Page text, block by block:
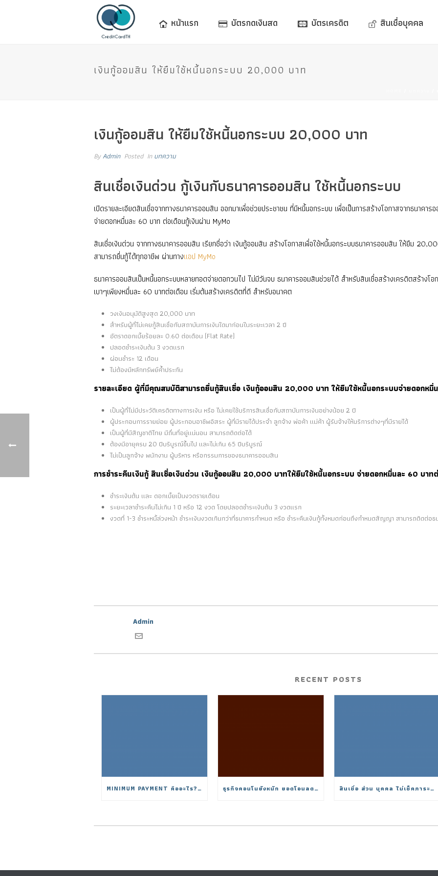
หน้าแรก บัตรกดเงินสด บัตรเครดิต สินเชื่อบุคคล
เงินกู้ออมสิน ให้ยืมใช้หนี้นอกระบบ 20,000 บาท
เงินกู้ออมสิน ให้ยืมใช้หนี้นอกระบบ 20,000 บาท
ByAdmin Posted Inบทความ
สินเชื่อเงินด่วน กู้เงินกับธนาคารออมสิน ใช้หนี้นอกระบบ
เปิดรายละเอียดสินเชื่อจากทางธนาคารออมสิน ออกมาเพื่อช่วยประชาชน ที่มีหนี้นอกระบบ เพื่อเป็นการสร้างโอกาสจากธนาค
จ่ายดอกหมื่นละ 60 บาท ต่อเดือนกู้เงินผ่าน MyMo
สินเชื่อเงินด่วน จากทางธนาคารออมสิน เรียกชื่อว่า เงินกู้ออมสิน สร้างโอกาสเพื่อใช้หนี้นอกระบบธนาคารออมสิน ให้ยืม
สามารถยื่นกู้ได้ทุกอาชีพ ผ่านทางแอป MyMo
ธนาคารออมสินเป็นหนี้นอกระบบหลายทอดจ่ายดอกวนไป ไม่มีวันจบ ธนาคารออมสินช่วยได้ สำหรับสินเชื่อสร้างเครดิตสร้างโอ
เบาๆเพียงหมื่นละ 60 บาทต่อเดือน เริ่มต้นสร้างเครดิตที่ดี สำหรับอนาคต
วงเงินอนุมัติสูงสุด 20,000 บาท
สำหรับผู้ที่ไม่เคยกู้สินเชื่อกับสถาบันการเงินใดมาก่อนในระยะเวลา 2 ปี
อัตราดอกเบี้ยร้อยละ 0.60 ต่อเดือน (Flat Rate)
ปลอดชำระเงินต้น 3 งวดแรก
ผ่อนชำระ 12 เดือน
ไม่ต้องมีหลักทรัพย์ค้ำประกัน
รายละเอียด ผู้ที่มีคุณสมบัติสามารถยื่นกู้สินเชื่อ เงินกู้ออมสิน 20,000 บาท ให้ยืมใช้หนี้นอกระบบจ่ายดอกหมื่
เป็นผู้ที่ไม่มีประวัติเครดิตทางการเงิน หรือ ไม่เคยใช้บริการสินเชื่อกับสถาบันการเงินอย่างน้อย 2 ปี
ผู้ประกอบการรายย่อย ผู้ประกอบอาชีพอิสระ ผู้ที่มีรายได้ประจำ ลูกจ้าง พ่อค้า แม่ค้า ผู้รับจ้างให้บริการต่างๆที่มีรายได้
เป็นผู้ที่มีสัญชาติไทย มีถื่นที่อยู่แน่นอน สามารถติดต่อได้
ต้องมีอายุครบ 20 ปีบริบูรณ์ขึ้นไป และไม่เกิน 65 ปีบริบูรณ์
ไม่เป็นลูกจ้าง พนักงาน ผู้บริหาร หรือกรรมการของธนาคารออมสิน
การชำระคืนเงินกู้ สินเชื่อเงินด่วน เงินกู้ออมสิน 20,000 บาทให้ยืมใช้หนี้นอกระบบ จ่ายดอกหมื่นละ 60 บาท
ชำระเงินต้น และ ดอกเบี้ยเป็นงวดรายเดือน
ระยะเวลาชำระคืนไม่เกิน 1 ปี หรือ 12 งวด โดยปลอดชำระเงินต้น 3 งวดแรก
งวดที่ 1-3 ชำระหนี้ล่วงหน้า ชำระเงินงวดเกินกว่าที่ธนาคารกำหนด หรือ ชำระคืนเงินกู้ทั้งหมดก่อนถึงกำหนดสัญญา สามารถติดต่อธ
Admin
RECENT POSTS
MINIMUM PAYMENT คืออะไร? จ่ายขั้นต่ำมีผลอย่างไรต่อดอกเบี้ย ธุรกิจคอนโนยังหนัก ยอดโอนลดวูบต่ำสุดในรอบ 15 ปี สินเชื่อ ส่วน บุคคล ไม่เช็คภาระหนี้ 2025